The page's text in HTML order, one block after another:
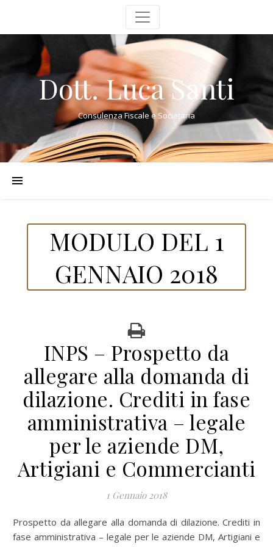
Dott. Luca Santi
Consulenza Fiscale e Societaria
MODULO DEL 1
GENNAIO 2018
INPS – Prospetto da
allegare alla domanda di
dilazione. Crediti in fase
amministrativa – legale
per le aziende DM,
Artigiani e Commercianti
1 Gennaio 2018
Prospetto da allegare alla domanda di dilazione. Crediti in
fase amministrativa – legale per le aziende DM, Artigiani e